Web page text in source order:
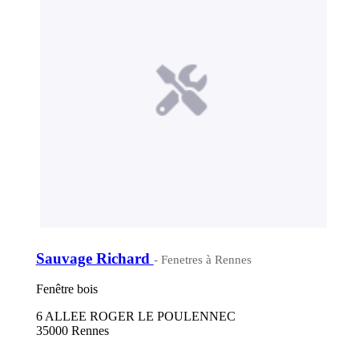
Sauvage Richard - Fenetres à Rennes
Fenêtre bois
6 ALLEE ROGER LE POULENNEC
35000 Rennes